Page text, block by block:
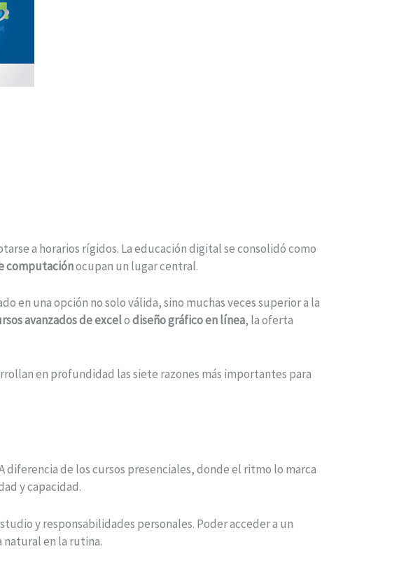
a horarios rígidos. La educación digital se consolidó como
computaciónocupan un lugar central.
en una opción no solo válida, sino muchas veces superior a la
avanzados de excelodiseño gráfico en línea, la oferta
en profundidad las siete razones más importantes para
diferencia de los cursos presenciales, donde el ritmo lo marca
y capacidad.
y responsabilidades personales. Poder acceder a un
en la rutina.